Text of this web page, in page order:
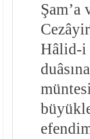
Hâlid-i